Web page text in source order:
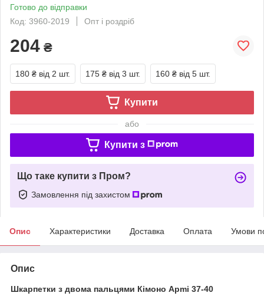
Готово до відправки
Код: 3960-2019
Опт і роздріб
204 ₴
180 ₴ від 2 шт. 175 ₴ від 3 шт. 160 ₴ від 5 шт.
Купити
або
Купити з
Що таке купити з Пром?
Замовлення під захистом
Опис Характеристики Доставка Оплата Умови
Опис
Шкарпетки з двома пальцями Кімоно Apmi 37-40